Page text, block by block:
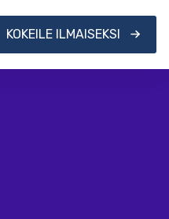
KOKEILE ILMAISEKSI